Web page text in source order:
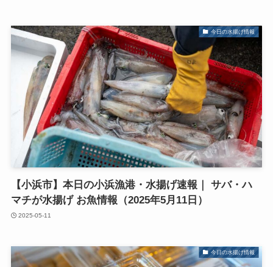
今日の水揚げ情報
【小浜市】本日の小浜漁港・水揚げ速報｜ サバ・ハ
マチが水揚げ お魚情報（2025年5月11日）
2025-05-11
今日の水揚げ情報